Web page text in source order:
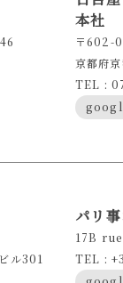
本社
〒602-
京都府
TEL :
ル301
パリ
17B
TEL :